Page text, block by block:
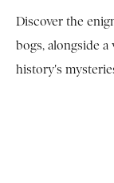
Discover the
bogs, alongside
history's